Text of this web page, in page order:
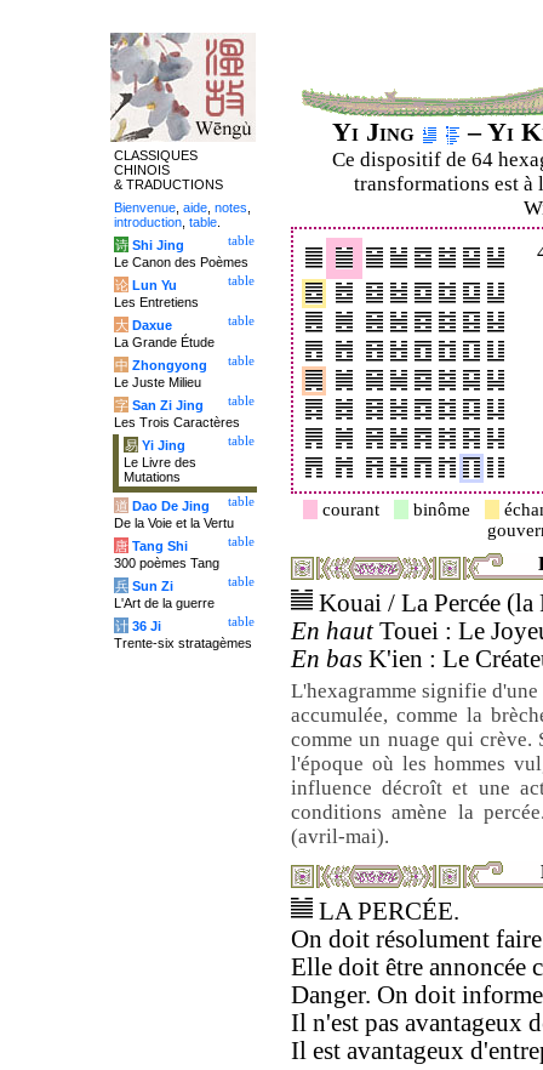
Yi Jing – Yi
Ce dispositif de 64
transformations est à
courant binôme
Kouai / La Percée
En hautTouei : Le
En bas K'ien : Le
L'hexagramme signifie
accumulée, comme la
comme un nuage qui crève.
l'époque où les hommes
influence décroît et une
conditions amène la
(avril-mai).
LA PERCÉE.
On doit résolument
Elle doit être annoncée
Danger. On doit
Il n'est pas avantageux
Il est avantageux
CLASSIQUES
CHINOIS
& TRADUCTIONS
Bienvenue aide notes
introduction table
table
诗 Shi Jing
Le Canon des Poèmes
table
论 Lun Yu
Les Entretiens
table
大 Daxue
La Grande Étude
table
中 Zhongyong
Le Juste Milieu
table
字 San Zi Jing
Les Trois Caractères
table
易 Yi Jing
Le Livre des
Mutations
table
道 Dao De Jing
De la Voie et la Vertu
table
唐 Tang Shi
300 poèmes Tang
table
兵 Sun Zi
L'Art de la guerre
table
计 36 Ji
Trente-six stratagèmes